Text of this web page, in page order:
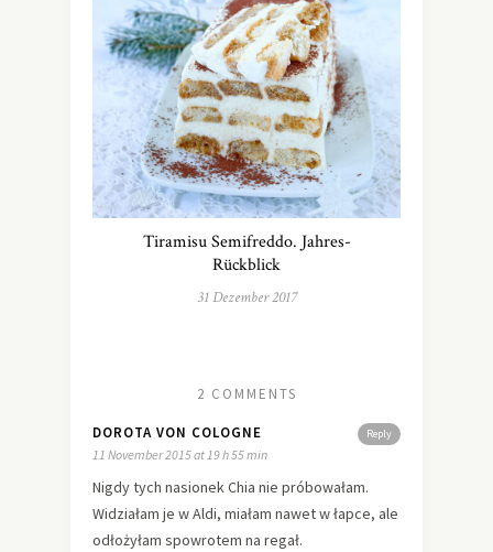
Tiramisu Semifreddo. Jahres-
Rückblick
31 Dezember 2017
2 COMMENTS
Reply
DOROTA VON COLOGNE
11 November 2015 at 19 h 55 min
Nigdy tych nasionek Chia nie próbowałam.
Widziałam je w Aldi, miałam nawet w łapce, ale
odłożyłam spowrotem na regał.